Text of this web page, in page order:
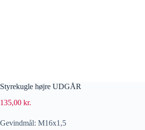
Styrekugle højre UDGÅR
135,00 kr.
Gevindmål: M16x1,5